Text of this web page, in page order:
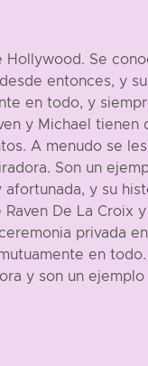
Se
entonces, y
en todo, y
y Michael tienen
A menudo se
Son un
y su
De La Croix
privada
en
y son un